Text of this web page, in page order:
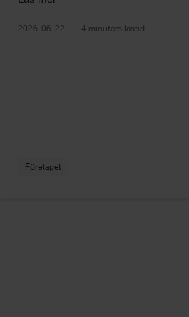
2026-06-22 4 minuters lästid
Företaget